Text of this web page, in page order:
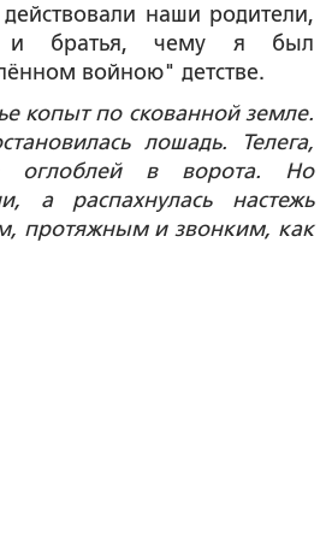
наши родители,
и братья, чему я был
войною" детстве.
копыт по скованной земле.
лошадь. Телега,
оглоблей в ворота. Но
а распахнулась настежь
протяжным и звонким, как